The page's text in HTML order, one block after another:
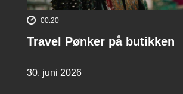
00:20
Travel Pønker på butikken
30. juni 2026